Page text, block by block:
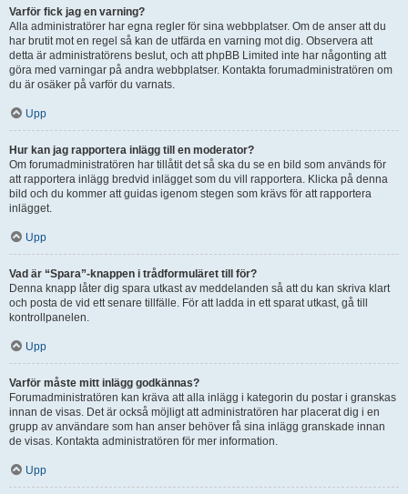
Varför fick jag en varning?
Alla administratörer har egna regler för sina webbplatser. Om de anser att du
har brutit mot en regel så kan de utfärda en varning mot dig. Observera att
detta är administratörens beslut, och att phpBB Limited inte har någonting att
göra med varningar på andra webbplatser. Kontakta forumadministratören om
du är osäker på varför du varnats.
Upp
Hur kan jag rapportera inlägg till en moderator?
Om forumadministratören har tillåtit det så ska du se en bild som används för
att rapportera inlägg bredvid inlägget som du vill rapportera. Klicka på denna
bild och du kommer att guidas igenom stegen som krävs för att rapportera
inlägget.
Upp
Vad är “Spara”-knappen i trådformuläret till för?
Denna knapp låter dig spara utkast av meddelanden så att du kan skriva klart
och posta de vid ett senare tillfälle. För att ladda in ett sparat utkast, gå till
kontrollpanelen.
Upp
Varför måste mitt inlägg godkännas?
Forumadministratören kan kräva att alla inlägg i kategorin du postar i granskas
innan de visas. Det är också möjligt att administratören har placerat dig i en
grupp av användare som han anser behöver få sina inlägg granskade innan
de visas. Kontakta administratören för mer information.
Upp